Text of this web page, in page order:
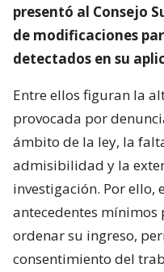
presentó al Consejo
de modificaciones
detectados en su
Entre ellos figuran la
provocada por
ámbito de la ley, la
admisibilidad y la
investigación. Por ello,
antecedentes
ordenar su ingreso,
consentimiento del